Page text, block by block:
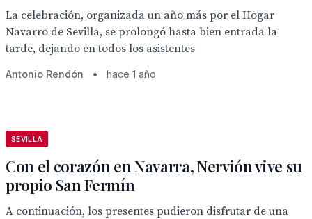
La celebración, organizada un año más por el Hogar
Navarro de Sevilla, se prolongó hasta bien entrada la
tarde, dejando en todos los asistentes
Antonio Rendón • hace 1 año
SEVILLA
Con el corazón en Navarra, Nervión vive su
propio San Fermín
A continuación, los presentes pudieron disfrutar de una